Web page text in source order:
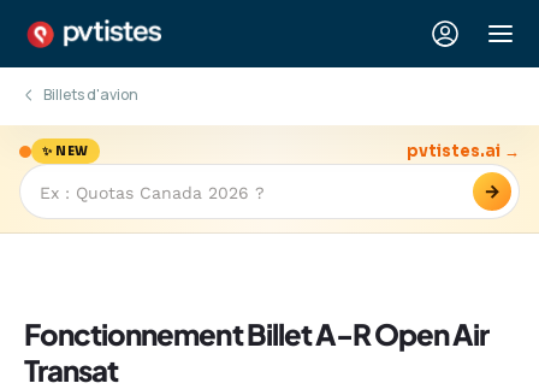
Billets d'avion
✨ NEW
→
pvtistes.ai →
Fonctionnement Billet A-R Open Air
Transat